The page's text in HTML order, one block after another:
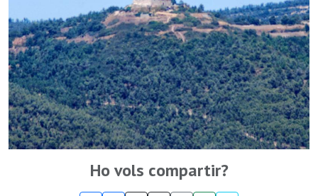
Ho vols compartir?